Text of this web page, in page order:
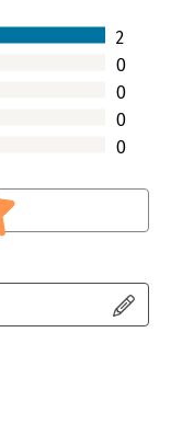
2
0
0
0
0